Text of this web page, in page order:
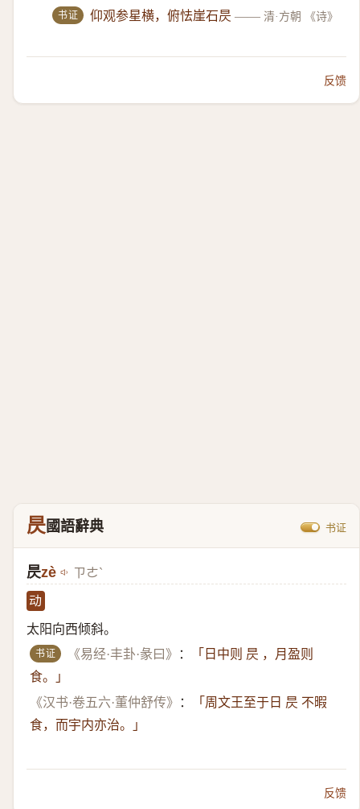
书证 仰观参星横，俯怯崖石昃 —— 清·方朝 《诗》
反馈
昃國語辭典 书证
昃zè ㄗㄜˋ
动
太阳向西倾斜。
书证 《易经·丰卦·彖曰》 ：
「日中则 昃 ，月盈则
食。」
《汉书·卷五六·董仲舒传》
：
「周文王至于日 昃 不暇
食，而宇内亦治。」
反馈